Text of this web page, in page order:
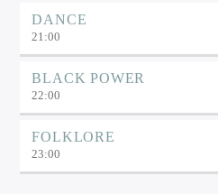
DANCE
21:00
BLACK POWER
22:00
FOLKLORE
23:00